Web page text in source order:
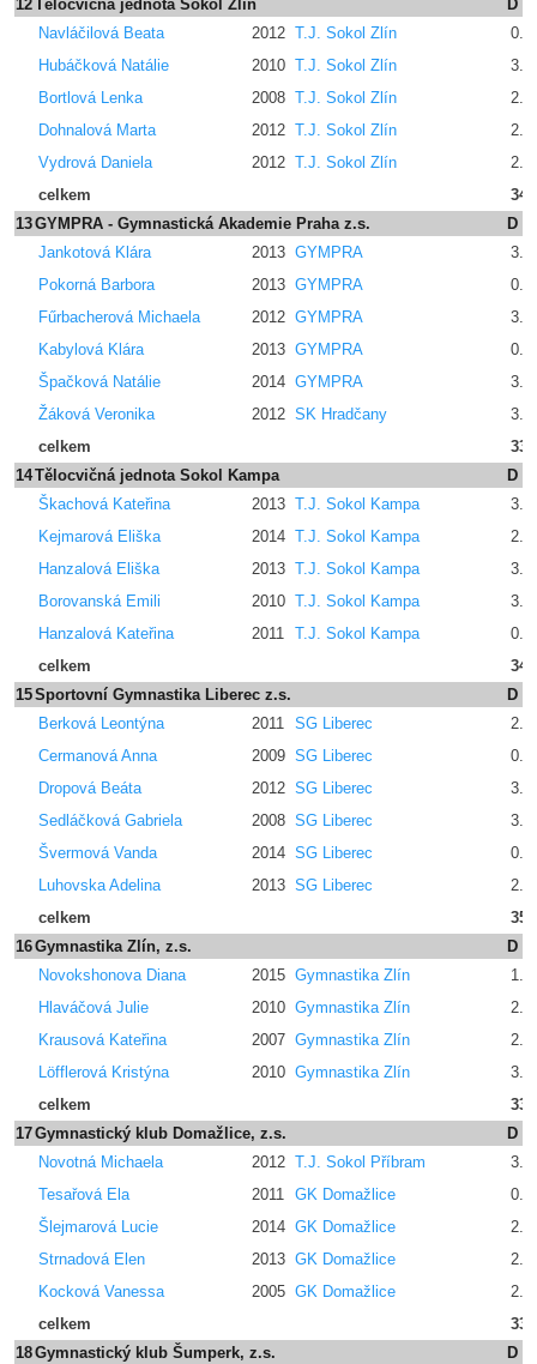
12 Tělocvičná jednota Sokol Zlín
D
Navláčilová Beata
2012 T.J. Sokol Zlín
Hubáčková Natálie
2010 T.J. Sokol Zlín
Bortlová Lenka
2008 T.J. Sokol Zlín
Dohnalová Marta
2012 T.J. Sokol Zlín
Vydrová Daniela
2012 T.J. Sokol Zlín
celkem
13GYMPRA - Gymnastická Akademie Praha z.s.
D
Jankotová Klára
2013 GYMPRA
Pokorná Barbora
2013 GYMPRA
Fűrbacherová Michaela
2012 GYMPRA
Kabylová Klára
2013 GYMPRA
Špačková Natálie
2014 GYMPRA
Žáková Veronika
2012 SK Hradčany
celkem
14Tělocvičná jednota Sokol Kampa
D
Škachová Kateřina
2013 T.J. Sokol Kampa
Kejmarová Eliška
2014 T.J. Sokol Kampa
Hanzalová Eliška
2013 T.J. Sokol Kampa
Borovanská Emili
2010 T.J. Sokol Kampa
Hanzalová Kateřina
2011 T.J. Sokol Kampa
celkem
15Sportovní Gymnastika Liberec z.s.
D
Berková Leontýna
2011 SG Liberec
Cermanová Anna
2009 SG Liberec
Dropová Beáta
2012 SG Liberec
Sedláčková Gabriela
2008 SG Liberec
Švermová Vanda
2014 SG Liberec
Luhovska Adelina
2013 SG Liberec
celkem
16Gymnastika Zlín, z.s.
D
Novokshonova Diana
2015 Gymnastika Zlín
Hlaváčová Julie
2010 Gymnastika Zlín
Krausová Kateřina
2007 Gymnastika Zlín
Löfflerová Kristýna
2010 Gymnastika Zlín
celkem
17Gymnastický klub Domažlice, z.s.
D
Novotná Michaela
2012 T.J. Sokol Příbram
Tesařová Ela
2011 GK Domažlice
Šlejmarová Lucie
2014 GK Domažlice
Strnadová Elen
2013 GK Domažlice
Kocková Vanessa
2005 GK Domažlice
celkem
18Gymnastický klub Šumperk, z.s.
D